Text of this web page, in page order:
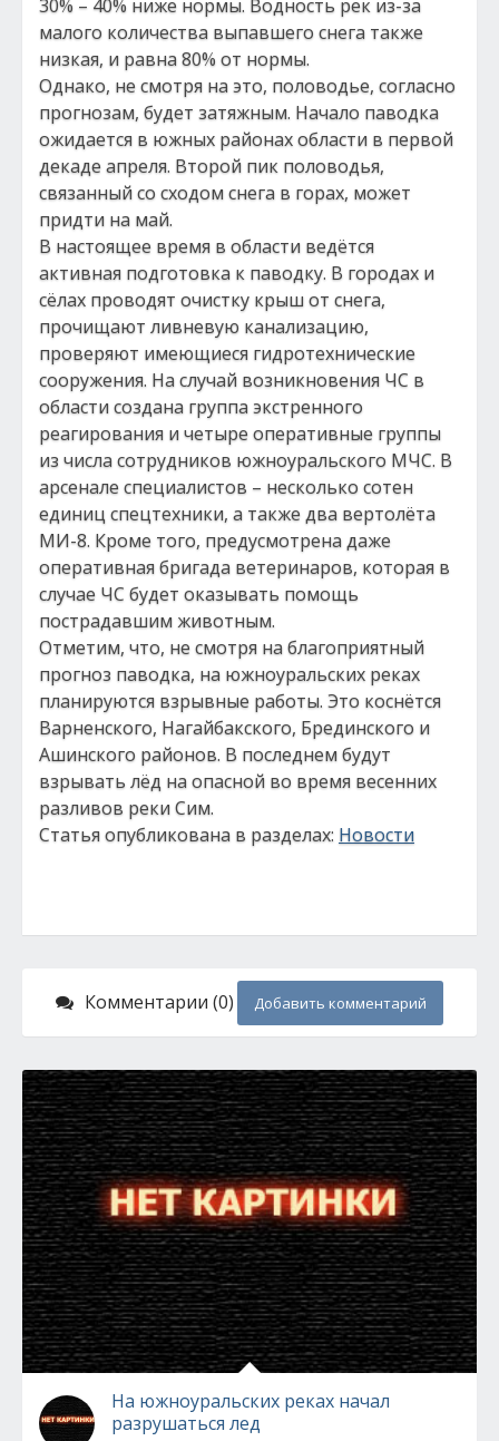
30% – 40% ниже нормы. Водность рек из-за
малого количества выпавшего снега также
низкая, и равна 80% от нормы.
Однако, не смотря на это, половодье, согласно
прогнозам, будет затяжным. Начало паводка
ожидается в южных районах области в первой
декаде апреля. Второй пик половодья,
связанный со сходом снега в горах, может
придти на май.
В настоящее время в области ведётся
активная подготовка к паводку. В городах и
сёлах проводят очистку крыш от снега,
прочищают ливневую канализацию,
проверяют имеющиеся гидротехнические
сооружения. На случай возникновения ЧС в
области создана группа экстренного
реагирования и четыре оперативные группы
из числа сотрудников южноуральского МЧС. В
арсенале специалистов – несколько сотен
единиц спецтехники, а также два вертолёта
МИ-8. Кроме того, предусмотрена даже
оперативная бригада ветеринаров, которая в
случае ЧС будет оказывать помощь
пострадавшим животным.
Отметим, что, не смотря на благоприятный
прогноз паводка, на южноуральских реках
планируются взрывные работы. Это коснётся
Варненского, Нагайбакского, Брединского и
Ашинского районов. В последнем будут
взрывать лёд на опасной во время весенних
разливов реки Сим.
Статья опубликована в разделах: Новости
Комментарии (0) Добавить комментарий
На южноуральских реках начал
разрушаться лед